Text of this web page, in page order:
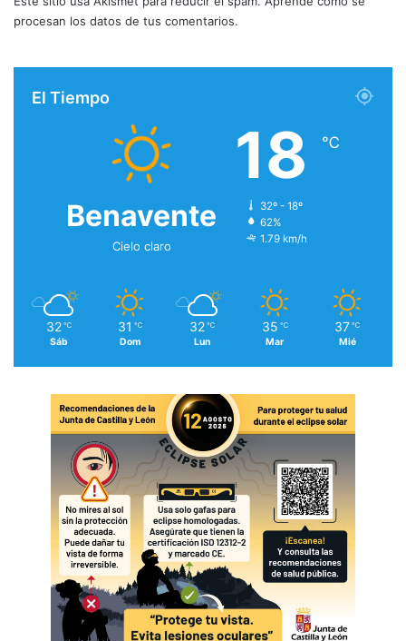
procesan los datos de tus comentarios.
El Tiempo
Benavente
Cielo claro
18 ℃
32º - 18º
62%
1.79 km/h
32 ℃
Sáb
31 ℃
Dom
32 ℃
Lun
35 ℃
Mar
37 ℃
Mié